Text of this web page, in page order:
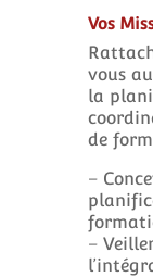
Vos
vous
la
de
–
–